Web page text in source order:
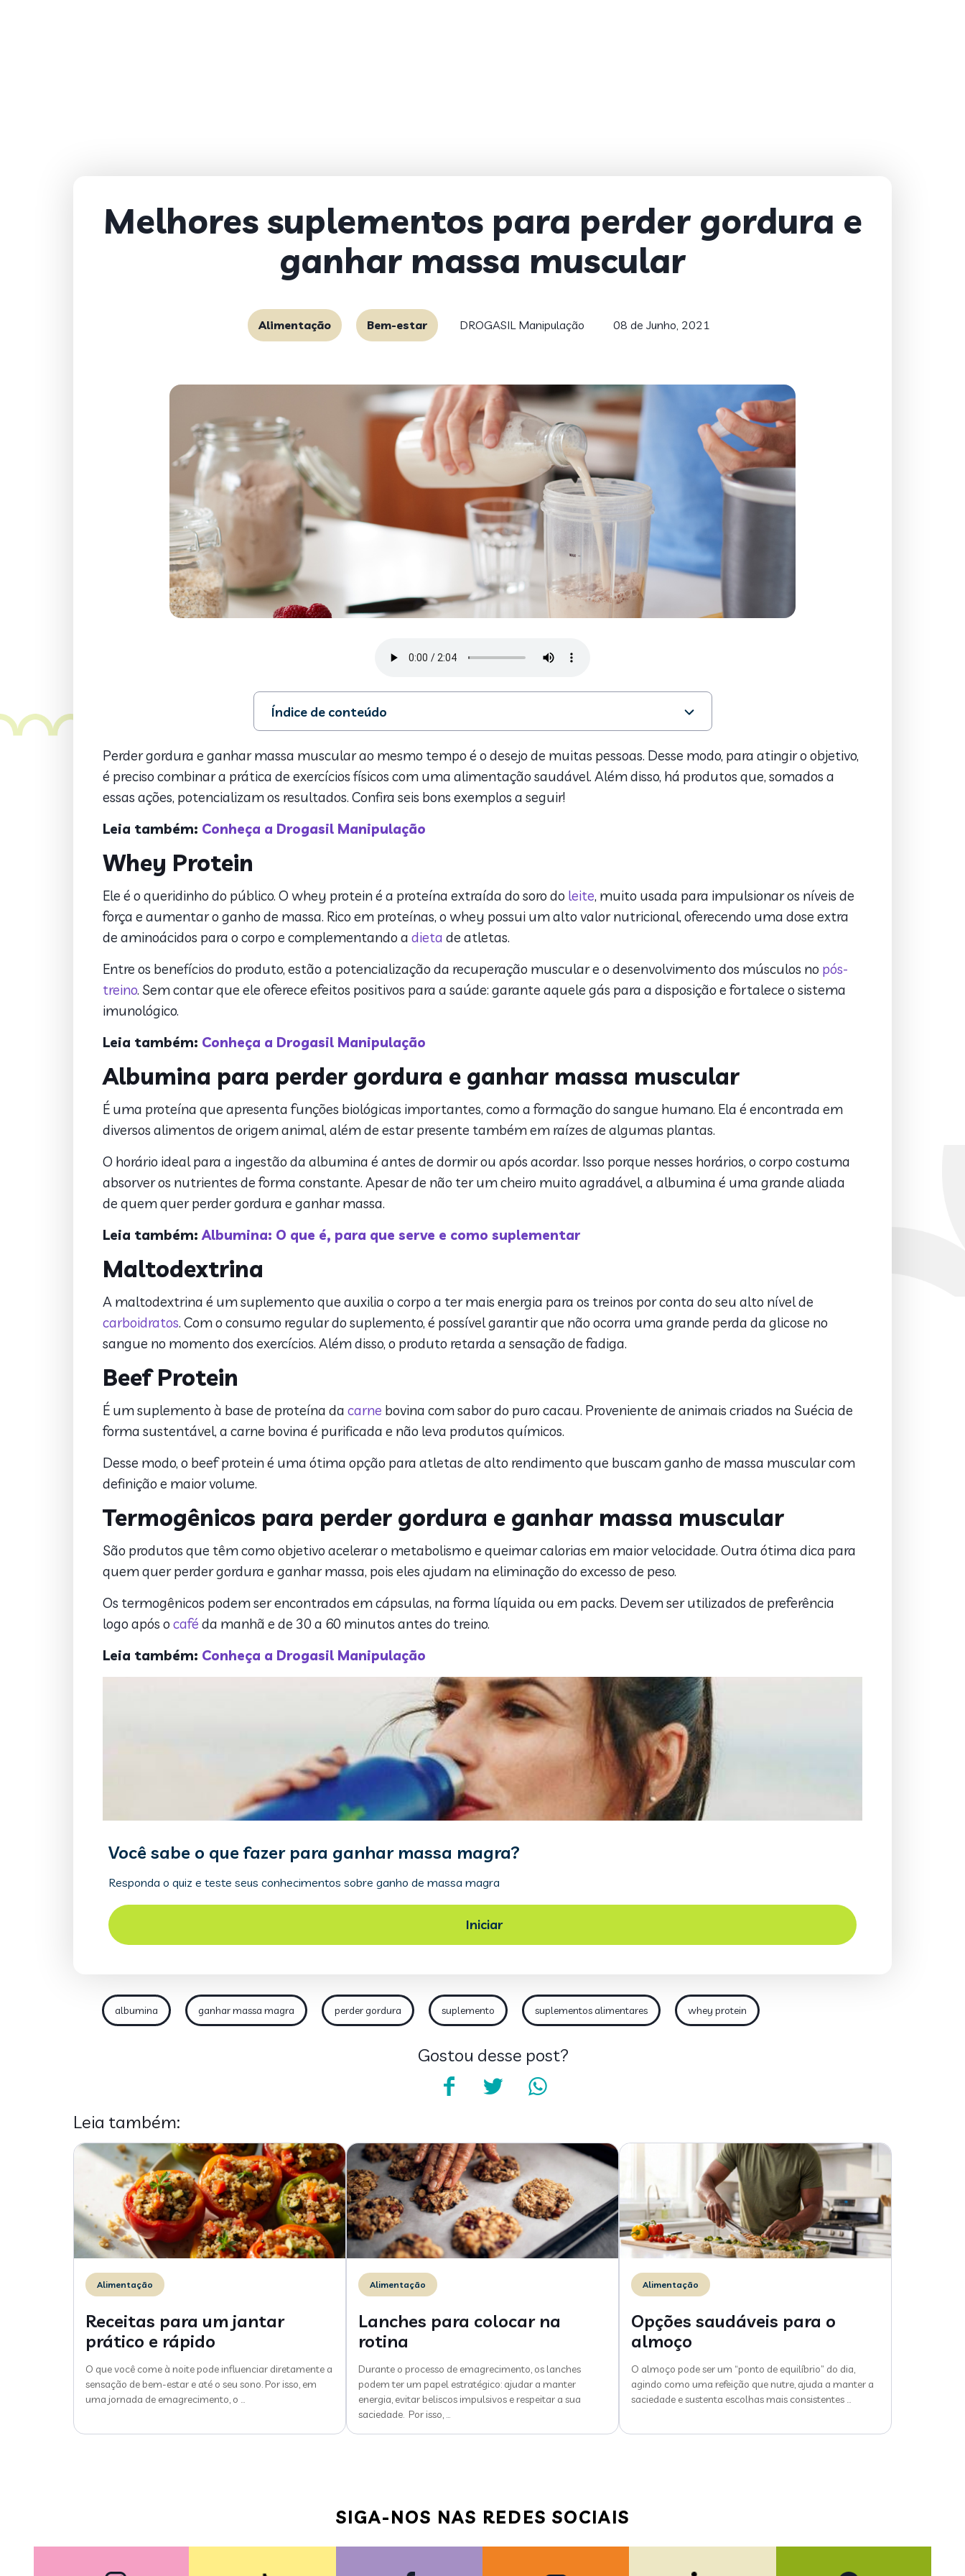
Melhores suplementos para perder gordura e
ganhar massa muscular
Alimentação Bem-estar DROGASIL Manipulação 08 de Junho, 2021
Índice de conteúdo
1. Whey Protein
2. Albumina para perder gordura e ganhar massa muscular
3. Maltodextrina
5. Termogênicos para perder gordura e ganhar massa muscular
Perder gordura e ganhar massa muscular ao mesmo tempo é o desejo de muitas pessoas. Desse modo, para atingir o objetivo,
é preciso combinar a prática de exercícios físicos com uma alimentação saudável. Além disso, há produtos que, somados a
essas ações, potencializam os resultados. Confira seis bons exemplos a seguir!
Leia também: Conheça a Drogasil Manipulação
Whey Protein
Ele é o queridinho do público. O whey protein é a proteína extraída do soro do leite, muito usada para impulsionar os níveis de
força e aumentar o ganho de massa. Rico em proteínas, o whey possui um alto valor nutricional, oferecendo uma dose extra
de aminoácidos para o corpo e complementando a dieta de atletas.
Entre os benefícios do produto, estão a potencialização da recuperação muscular e o desenvolvimento dos músculos no pós-
treino. Sem contar que ele oferece efeitos positivos para a saúde: garante aquele gás para a disposição e fortalece o sistema
imunológico.
Leia também: Conheça a Drogasil Manipulação
Albumina para perder gordura e ganhar massa muscular
É uma proteína que apresenta funções biológicas importantes, como a formação do sangue humano. Ela é encontrada em
diversos alimentos de origem animal, além de estar presente também em raízes de algumas plantas.
O horário ideal para a ingestão da albumina é antes de dormir ou após acordar. Isso porque nesses horários, o corpo costuma
absorver os nutrientes de forma constante. Apesar de não ter um cheiro muito agradável, a albumina é uma grande aliada
de quem quer perder gordura e ganhar massa.
Leia também:Albumina: O que é, para que serve e como suplementar
Maltodextrina
A maltodextrina é um suplemento que auxilia o corpo a ter mais energia para os treinos por conta do seu alto nível de
carboidratos. Com o consumo regular do suplemento, é possível garantir que não ocorra uma grande perda da glicose no
sangue no momento dos exercícios. Além disso, o produto retarda a sensação de fadiga.
Beef Protein
É um suplemento à base de proteína da carne bovina com sabor do puro cacau. Proveniente de animais criados na Suécia de
forma sustentável, a carne bovina é purificada e não leva produtos químicos.
Desse modo, o beef protein é uma ótima opção para atletas de alto rendimento que buscam ganho de massa muscular com
definição e maior volume.
Termogênicos para perder gordura e ganhar massa muscular
São produtos que têm como objetivo acelerar o metabolismo e queimar calorias em maior velocidade. Outra ótima dica para
quem quer perder gordura e ganhar massa, pois eles ajudam na eliminação do excesso de peso.
Os termogênicos podem ser encontrados em cápsulas, na forma líquida ou em packs. Devem ser utilizados de preferência
logo após o café da manhã e de 30 a 60 minutos antes do treino.
Leia também: Conheça a Drogasil Manipulação
albumina ganhar massa magra perder gordura suplemento suplementos alimentares whey protein
Gostou desse post?
Leia também:
Alimentação
Receitas para um jantar
prático e rápido
O que você come à noite pode influenciar diretamente a
sensação de bem-estar e até o seu sono. Por isso, em
uma jornada de emagrecimento, o …
Alimentação
Lanches para colocar na
rotina
Durante o processo de emagrecimento, os lanches
podem ter um papel estratégico: ajudar a manter
energia, evitar beliscos impulsivos e respeitar a sua
saciedade. Por isso, …
Alimentação
Opções saudáveis para o
almoço
O almoço pode ser um “ponto de equilíbrio” do dia,
agindo como uma refeição que nutre, ajuda a manter a
saciedade e sustenta escolhas mais consistentes …
SIGA-NOS NAS REDES SOCIAIS